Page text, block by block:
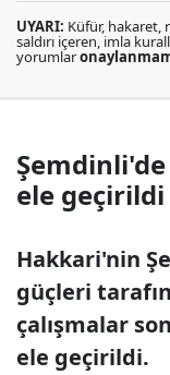
UYARI: Küfür, hakaret,
saldırı içeren, imla
yorumlar
ele geçirildi
Hakkari'nin
güçleri
çalışmalar
ele geçirildi.